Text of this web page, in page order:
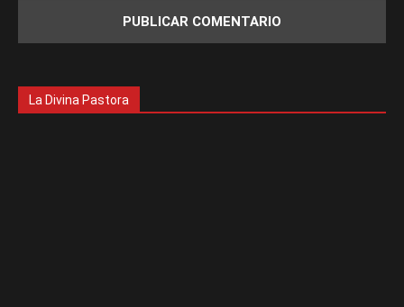
La Divina Pastora